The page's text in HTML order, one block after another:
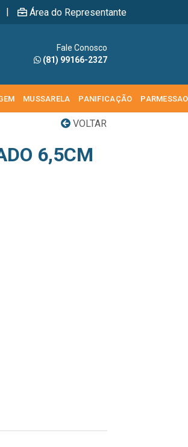
| Área do Representante
Fale Conosco
(81) 99166-2327
MUSSARELA PANIFICAÇÃO PARMESSAO
VOLTAR
6,5CM